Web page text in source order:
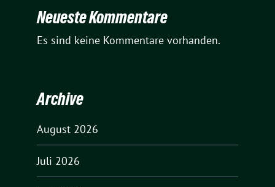
Neueste Kommentare
Es sind keine Kommentare vorhanden.
Archive
August 2026
Juli 2026